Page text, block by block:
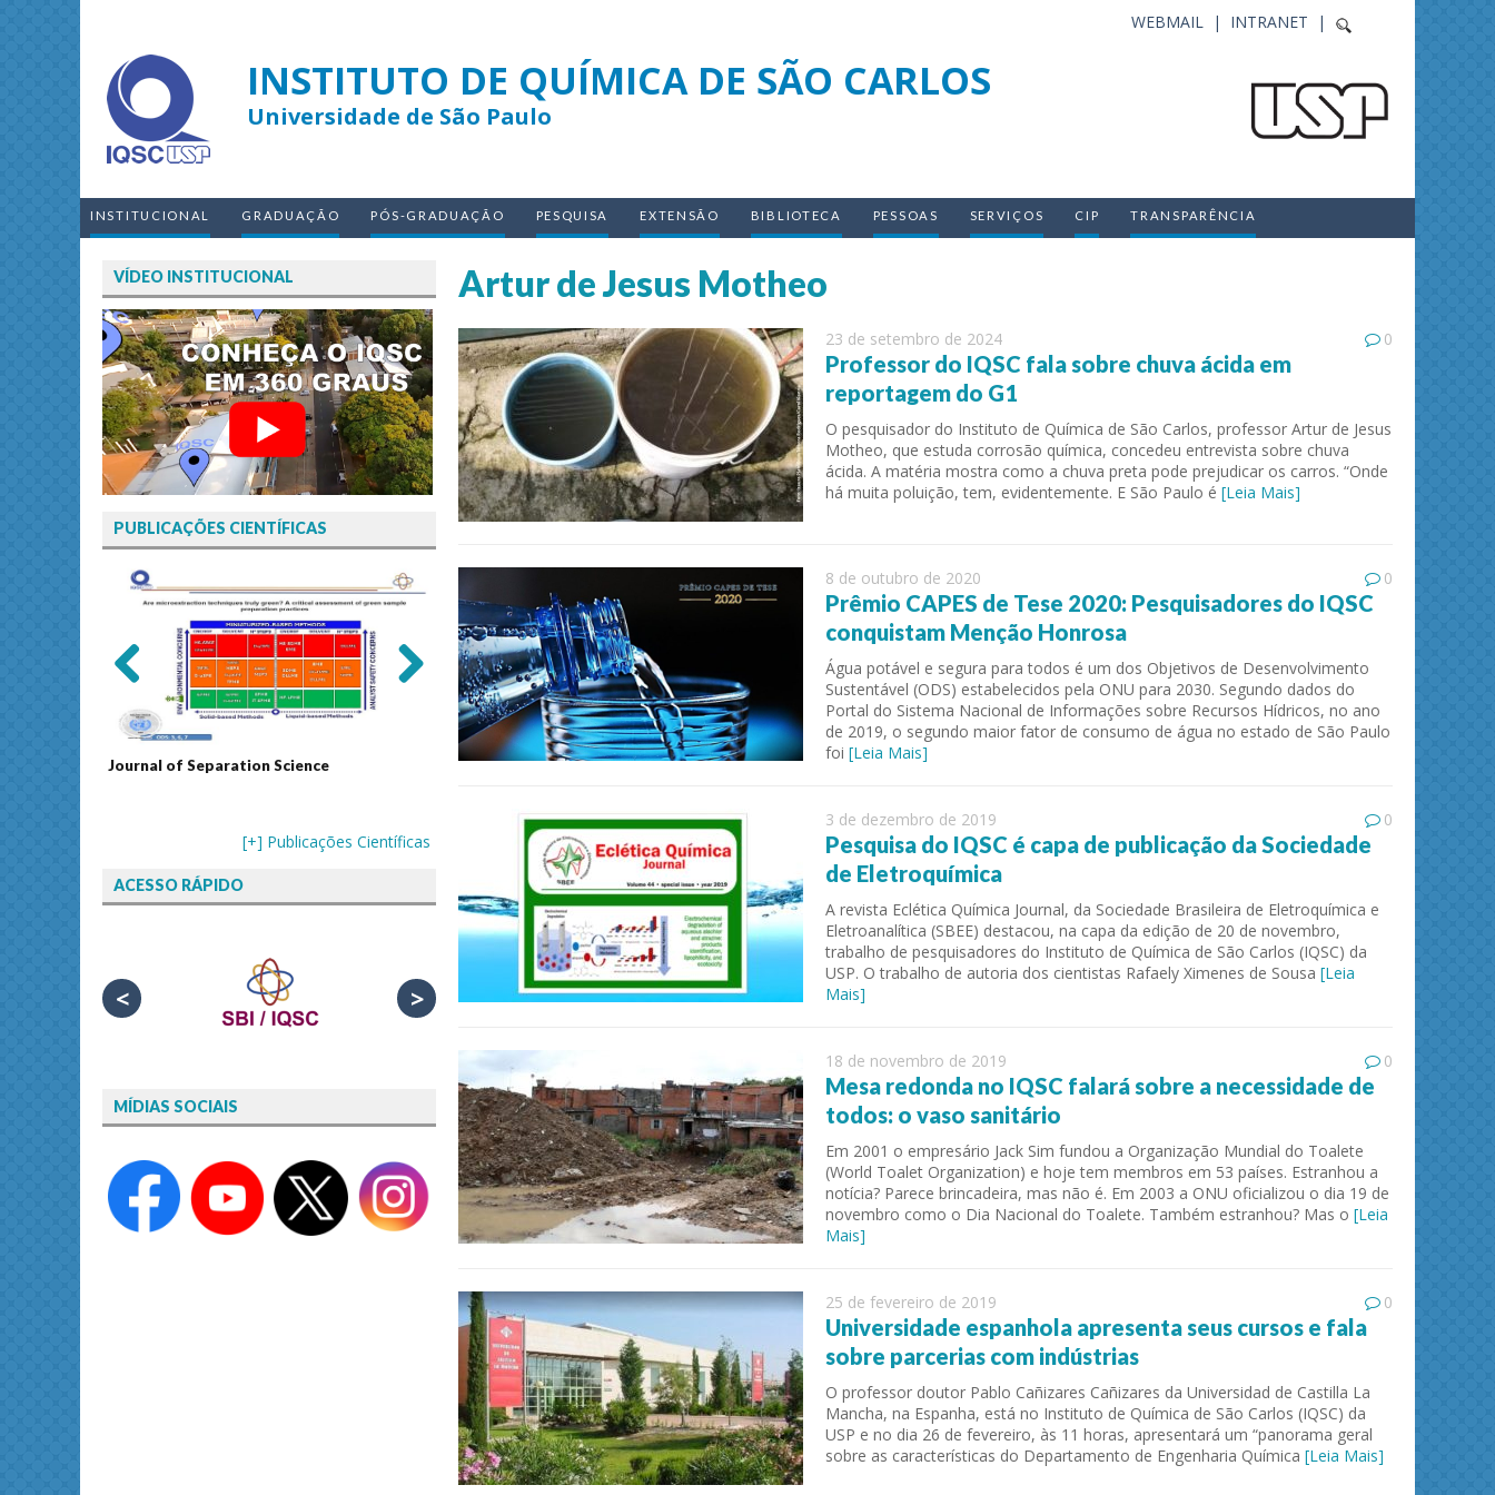
INTRANET |
WEBMAIL |
INSTITUTO DE QUÍMICA DE SÃO CARLOS
Universidade de São Paulo
INSTITUCIONAL GRADUAÇÃO PÓS-GRADUAÇÃO PESQUISA EXTENSÃO BIBLIOTECA PESSOAS SERVIÇOS CIP TRANSPARÊNCIA
Artur de Jesus Motheo
23 de setembro de 2024 0
Professor do IQSC fala sobre chuva ácida em
reportagem do G1
O pesquisador do Instituto de Química de São Carlos, professor Artur de Jesus
Motheo, que estuda corrosão química, concedeu entrevista sobre chuva
ácida. A matéria mostra como a chuva preta pode prejudicar os carros. “Onde
há muita poluição, tem, evidentemente. E São Paulo é [Leia Mais]
8 de outubro de 2020 0
Prêmio CAPES de Tese 2020: Pesquisadores do IQSC
conquistam Menção Honrosa
Água potável e segura para todos é um dos Objetivos de Desenvolvimento
Sustentável (ODS) estabelecidos pela ONU para 2030. Segundo dados do
Portal do Sistema Nacional de Informações sobre Recursos Hídricos, no ano
de 2019, o segundo maior fator de consumo de água no estado de São Paulo
foi [Leia Mais]
3 de dezembro de 2019 0
Pesquisa do IQSC é capa de publicação da Sociedade
de Eletroquímica
A revista Eclética Química Journal, da Sociedade Brasileira de Eletroquímica e
Eletroanalítica (SBEE) destacou, na capa da edição de 20 de novembro,
trabalho de pesquisadores do Instituto de Química de São Carlos (IQSC) da
USP. O trabalho de autoria dos cientistas Rafaely Ximenes de Sousa [Leia
Mais]
18 de novembro de 2019 0
Mesa redonda no IQSC falará sobre a necessidade de
todos: o vaso sanitário
Em 2001 o empresário Jack Sim fundou a Organização Mundial do Toalete
(World Toalet Organization) e hoje tem membros em 53 países. Estranhou a
notícia? Parece brincadeira, mas não é. Em 2003 a ONU oficializou o dia 19 de
novembro como o Dia Nacional do Toalete. Também estranhou? Mas o [Leia
Mais]
25 de fevereiro de 2019 0
Universidade espanhola apresenta seus cursos e fala
sobre parcerias com indústrias
O professor doutor Pablo Cañizares Cañizares da Universidad de Castilla La
Mancha, na Espanha, está no Instituto de Química de São Carlos (IQSC) da
USP e no dia 26 de fevereiro, às 11 horas, apresentará um “panorama geral
sobre as características do Departamento de Engenharia Química [Leia Mais]
VÍDEO INSTITUCIONAL
PUBLICAÇÕES CIENTÍFICAS
Journal of Separation Science
Sustainable Energy Technologies and
Journal of Molecular Liquids
Previ
ous
[+] Publicações Científicas
ACESSO RÁPIDO
< >
MÍDIAS SOCIAIS